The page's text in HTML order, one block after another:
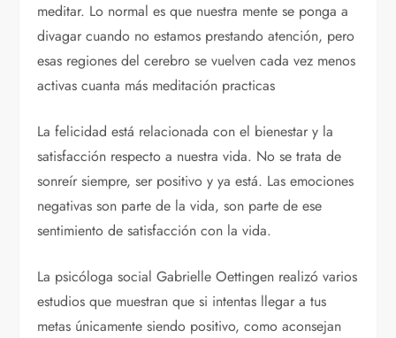
meditar. Lo normal es que nuestra mente se ponga a
divagar cuando no estamos prestando atención, pero
esas regiones del cerebro se vuelven cada vez menos
activas cuanta más meditación practicas
La felicidad está relacionada con el bienestar y la
satisfacción respecto a nuestra vida. No se trata de
sonreír siempre, ser positivo y ya está. Las emociones
negativas son parte de la vida, son parte de ese
sentimiento de satisfacción con la vida.
La psicóloga social Gabrielle Oettingen realizó varios
estudios que muestran que si intentas llegar a tus
metas únicamente siendo positivo, como aconsejan